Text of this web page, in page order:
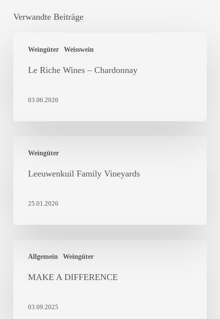
Verwandte Beiträge
Weingüter Weisswein
Riche
WinesLe Riche Wines – Chardonnay
03.06.2026
Weingüter
Family
Vineyards
Leeuwenkuil Family Vineyards
25.01.2026
Allgemein Weingüter
DIFFERENCE
MAKE A DIFFERENCE
03.09.2025